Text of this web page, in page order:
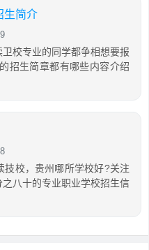
生简介
校专业的同学都争相想要报
招生简章都有哪些内容介绍
技校，贵州哪所学校好?关注
八十的专业职业学校招生信